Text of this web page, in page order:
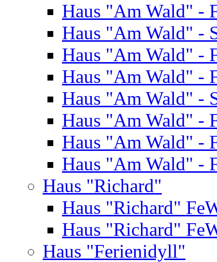
Haus "Am Wald" -
Haus "Am Wald" -
Haus "Am Wald" -
Haus "Am Wald" -
Haus "Am Wald" -
Haus "Am Wald" -
Haus "Am Wald" -
Haus "Am Wald" -
Haus "Richard"
Haus "Richard"
Haus "Richard"
Haus "Ferienidyll"